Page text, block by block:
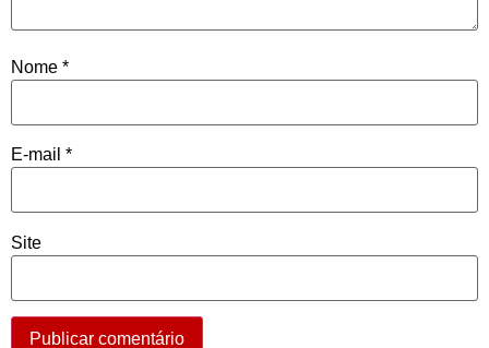
Nome *
E-mail *
Site